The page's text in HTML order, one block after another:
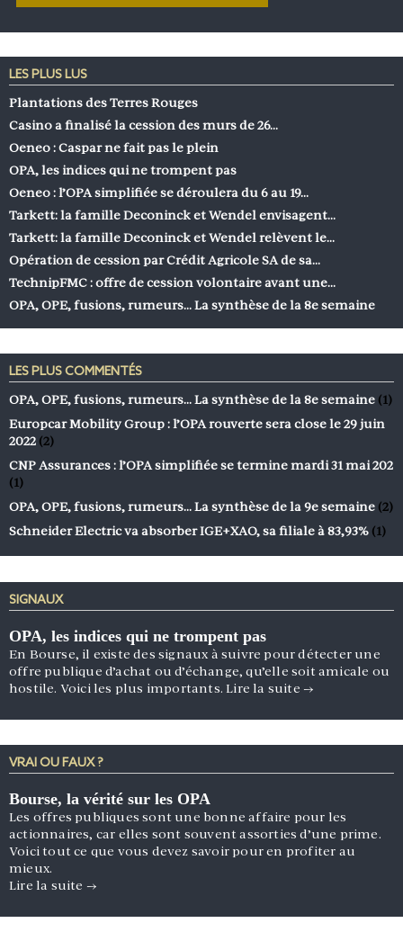
LES PLUS LUS
Plantations des Terres Rouges
Casino a finalisé la cession des murs de 26…
Oeneo : Caspar ne fait pas le plein
OPA, les indices qui ne trompent pas
Oeneo : l’OPA simplifiée se déroulera du 6 au 19…
Tarkett: la famille Deconinck et Wendel envisagent…
Tarkett: la famille Deconinck et Wendel relèvent le…
Opération de cession par Crédit Agricole SA de sa…
TechnipFMC : offre de cession volontaire avant une…
OPA, OPE, fusions, rumeurs… La synthèse de la 8e semaine
LES PLUS COMMENTÉS
OPA, OPE, fusions, rumeurs… La synthèse de la 8e semaine (1)
Europcar Mobility Group : l’OPA rouverte sera close le 29 juin
2022 (2)
CNP Assurances : l’OPA simplifiée se termine mardi 31 mai 202
(1)
OPA, OPE, fusions, rumeurs… La synthèse de la 9e semaine (2)
Schneider Electric va absorber IGE+XAO, sa filiale à 83,93% (1)
SIGNAUX
OPA, les indices qui ne trompent pas
En Bourse, il existe des signaux à suivre pour détecter une
offre publique d’achat ou d’échange, qu’elle soit amicale ou
hostile. Voici les plus importants.Lire la suite →
VRAI OU FAUX ?
Bourse, la vérité sur les OPA
Les offres publiques sont une bonne affaire pour les
actionnaires, car elles sont souvent assorties d’une prime.
Voici tout ce que vous devez savoir pour en profiter au
mieux.
Lire la suite →